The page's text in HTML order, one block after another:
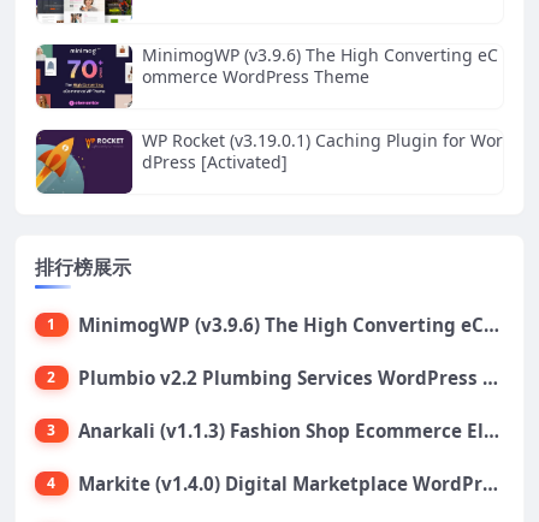
MinimogWP (v3.9.6) The High Converting eC
ommerce WordPress Theme
WP Rocket (v3.19.0.1) Caching Plugin for Wor
dPress [Activated]
排行榜展示
1 MinimogWP (v3.9.6) The High Converting eCommerce WordPress Theme
2 Plumbio v2.2 Plumbing Services WordPress Theme
3 Anarkali (v1.1.3) Fashion Shop Ecommerce Elementor Theme
4 Markite (v1.4.0) Digital Marketplace WordPress Theme